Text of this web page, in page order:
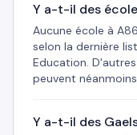
Y a-t-il des
Aucune école à
selon la dernière
Education.
peuvent
Y a-t-il des